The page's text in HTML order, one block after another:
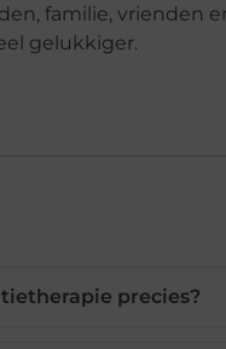
familie, vrienden
gelukkiger.
precies?